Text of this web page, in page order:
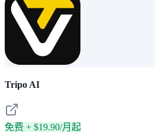
Tripo AI
免费 + $19.90/月起